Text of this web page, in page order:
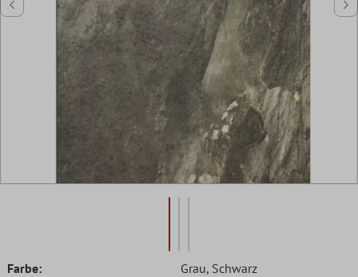
Farbe: Grau, Schwarz